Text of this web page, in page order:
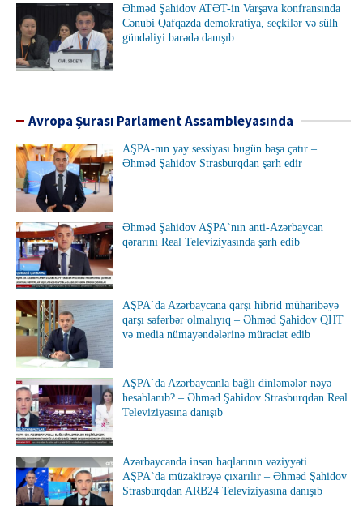
Əhməd Şahidov ATƏT-in Varşava konfransında
Cənubi Qafqazda demokratiya, seçkilər və sülh
gündəliyi barədə danışıb
Avropa Şurası Parlament Assambleyasında
AŞPA-nın yay sessiyası bugün başa çatır –
Əhməd Şahidov Strasburqdan şərh edir
Əhməd Şahidov AŞPA`nın anti-Azərbaycan
qərarını Real Televiziyasında şərh edib
AŞPA`da Azərbaycana qarşı hibrid müharibəyə
qarşı səfərbər olmalıyıq – Əhməd Şahidov QHT
və media nümayəndələrinə müraciət edib
AŞPA`da Azərbaycanla bağlı dinləmələr nəyə
hesablanıb? – Əhməd Şahidov Strasburqdan Real
Televiziyasına danışıb
Azərbaycanda insan haqlarının vəziyyəti
AŞPA`da müzakirəyə çıxarılır – Əhməd Şahidov
Strasburqdan ARB24 Televiziyasına danışıb